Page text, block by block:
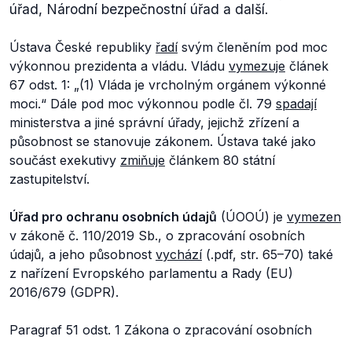
úřad, Národní bezpečnostní úřad a další.
Ústava České republiky řadísvým členěním pod moc
výkonnou prezidenta a vládu. Vládu vymezuje článek
67 odst. 1: „(1) Vláda je vrcholným orgánem výkonné
moci.“ Dále pod moc výkonnou podle čl. 79 spadají
ministerstva a jiné správní úřady, jejichž zřízení a
působnost se stanovuje zákonem. Ústava také jako
součást exekutivy zmiňuje článkem 80 státní
zastupitelství.
Úřad pro ochranu osobních údajů (ÚOOÚ) je vymezen
v zákoně č. 110/2019 Sb., o zpracování osobních
údajů, a jeho působnost vychází(.pdf, str. 65–70) také
z nařízení Evropského parlamentu a Rady (EU)
2016/679 (GDPR).
Paragraf 51 odst. 1 Zákona o zpracování osobních